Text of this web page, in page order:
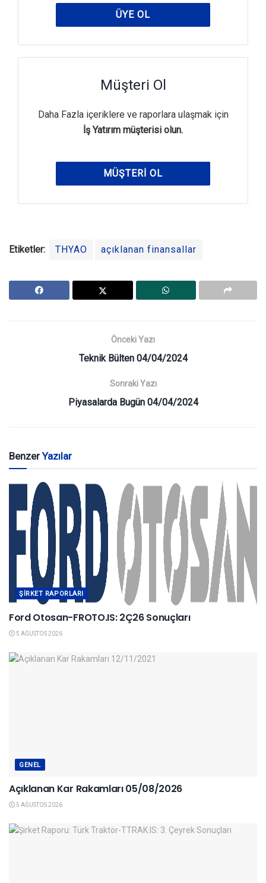
ÜYE OL
Müşteri Ol
Daha Fazla içeriklere ve raporlara ulaşmak için
İş Yatırım müşterisi olun.
MÜŞTERI OL
Etiketler: THYAO açıklanan finansallar
Önceki Yazı
Teknik Bülten 04/04/2024
Sonraki Yazı
Piyasalarda Bugün 04/04/2024
BenzerYazılar
ŞIRKET RAPORLARI
Ford Otosan-FROTO.IS: 2Ç26 Sonuçları
5 AĞUSTOS 2026
GENEL
Açıklanan Kar Rakamları 05/08/2026
5 AĞUSTOS 2026